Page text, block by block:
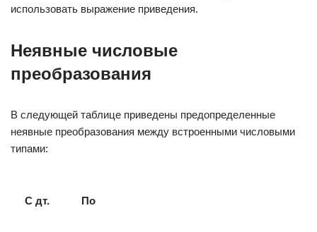
использовать выражение приведения.
Неявные числовые
преобразования
В следующей таблице приведены предопределенные
неявные преобразования между встроенными числовыми
типами:
С дт. По